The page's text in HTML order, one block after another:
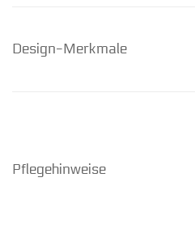
Design-Merkmale
Pflegehinweise